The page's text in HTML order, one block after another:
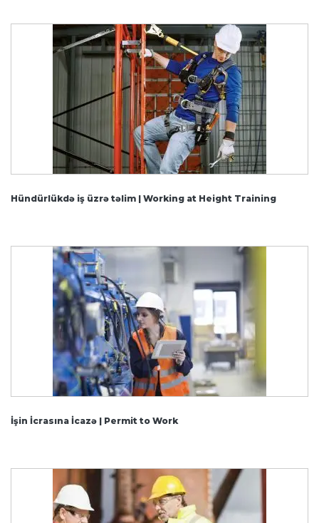
Hündürlükdə iş üzrə təlim | Working at Height Training
İşin İcrasına İcazə | Permit to Work